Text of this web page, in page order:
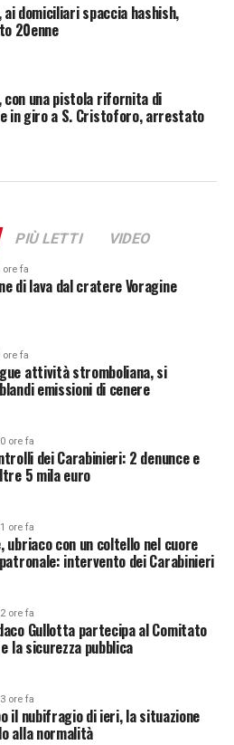
ai domiciliari spaccia hashish,
20enne
con una pistola rifornita di
in giro a S. Cristoforo, arrestato
PIÙ LETTI VIDEO
ore fa
di lava dal cratere Voragine
ore fa
attività stromboliana, si
emissioni di cenere
ore fa
dei Carabinieri: 2 denunce e
5 mila euro
ore fa
ubriaco con un coltello nel cuore
intervento dei Carabinieri
ore fa
Gullotta partecipa al Comitato
la sicurezza pubblica
ore fa
il nubifragio di ieri, la situazione
alla normalità